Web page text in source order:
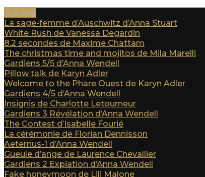
A la une
La sage-femme d’Auschwitz d’Anna Stuart
White Rush de Vanessa Degardin
8.2 secondes de Maxime Chattam
The christmas time and mojitos de Mila Marelli
Gardiens 5/5 d’Anna Wendell
Pillow talk de Karyn Adler
Welcome to the Phare Ouest de Karyn Adler
Gardiens 4/5 d’Anna Wendell
Insignis de Charlotte Letourneur
Gardiens 3 Révélation d’Anna Wendell
The Contest d’Isabelle Fourié
La cérémonie de Florian Dennisson
Aeternus-1 d’Anna Wendell
Gueule d’ange de Laurence Chevallier
Gardiens 2 Expiation d’Anna Wendell
Fake honeymoon de Lili Malone